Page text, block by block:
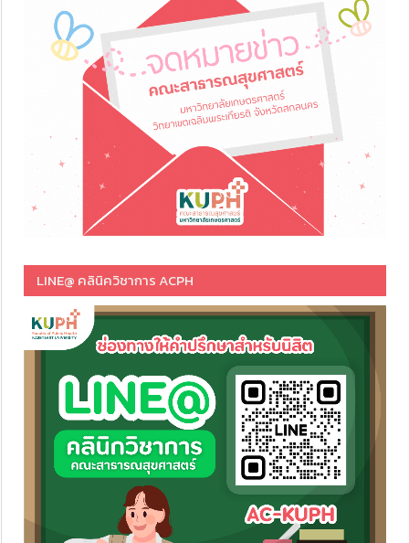
LINE@ คลินิควิชาการ ACPH